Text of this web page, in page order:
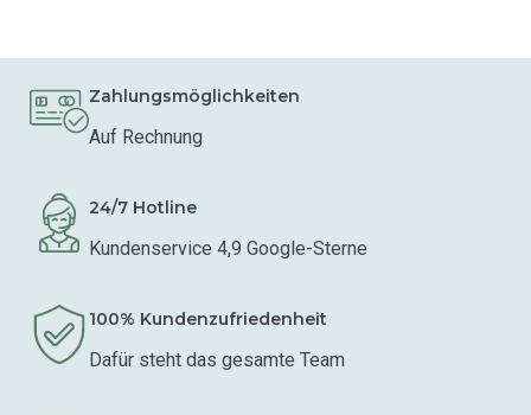
Zahlungsmöglichkeiten
Auf Rechnung
24/7 Hotline
Kundenservice 4,9 Google-Sterne
100% Kundenzufriedenheit
Dafür steht das gesamte Team